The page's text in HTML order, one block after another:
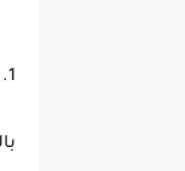
1. استخدام الرسائل الاحتيالية المدعومة بالذكاء الاصطناعي